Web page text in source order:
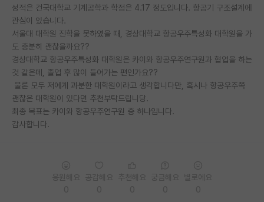
석박사 채용 정보 게시판
임용 정보 게시판
학부 인턴 게시판
취업 게시판
임용 후기 게시판
PI 전용 게시판
성적은 건국대학교 기계공학과 학점은 4.17 정도입니다. 항공기 구조설계에
관심이 있습니다.
서울대 대학원 진학을 못하였을 때, 경상대학교 항공우주특성화 대학원을 가
도 충분히 괜찮을까요??
경상대학교 항공우주특성화 대학원은 카이와 항공우주연구원과 협업을 하는
것 같은데, 졸업 후 많이 들어가는 편인가요??
물론 모두 저에게 과분한 대학원이라고 생각합니다만, 혹시나 항공우주쪽
괜찮은 대학원이 있다면 추천부탁드립니당.
최종 목표는 카이와 항공우주연구원 중 하나입니다.
감사합니다.